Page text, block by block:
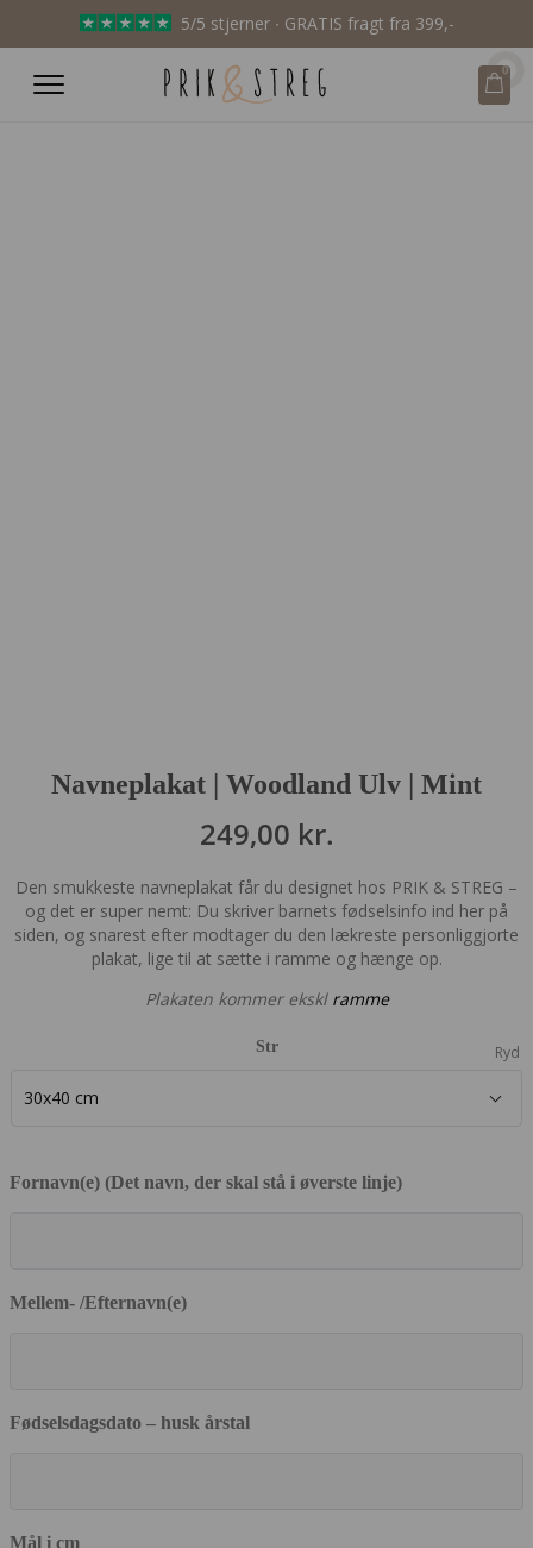
5/5 stjerner ∙ GRATIS fragt fra 399,-
0
Navneplakat | Woodland Ulv | Mint
249,00 kr.
Den smukkeste navneplakat får du designet hos PRIK & STREG –
og det er super nemt: Du skriver barnets fødselsinfo ind her på
siden, og snarest efter modtager du den lækreste personliggjorte
plakat, lige til at sætte i ramme og hænge op.
Plakaten kommer ekskl ramme
Str Ryd
Fornavn(e) (Det navn, der skal stå i øverste linje)
Mellem- /Efternavn(e)
Fødselsdagsdato – husk årstal
Mål i cm